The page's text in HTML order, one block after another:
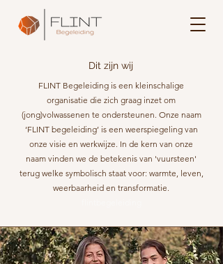
Dit zijn wij
FLINT Begeleiding is een kleinschalige
organisatie die zich graag inzet om
(jong)volwassenen te ondersteunen. Onze naam
‘FLINT begeleiding’ is een weerspiegeling van
onze visie en werkwijze. In de kern van onze
naam vinden we de betekenis van 'vuursteen'
terug welke symbolisch staat voor: warmte, leven,
weerbaarheid en transformatie.